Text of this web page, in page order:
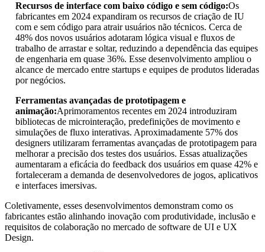
Recursos de interface com baixo código e sem código:Os
fabricantes em 2024 expandiram os recursos de criação de IU
com e sem código para atrair usuários não técnicos. Cerca de
48% dos novos usuários adotaram lógica visual e fluxos de
trabalho de arrastar e soltar, reduzindo a dependência das equipes
de engenharia em quase 36%. Esse desenvolvimento ampliou o
alcance de mercado entre startups e equipes de produtos lideradas
por negócios.
Ferramentas avançadas de prototipagem e
animação:Aprimoramentos recentes em 2024 introduziram
bibliotecas de microinteração, predefinições de movimento e
simulações de fluxo interativas. Aproximadamente 57% dos
designers utilizaram ferramentas avançadas de prototipagem para
melhorar a precisão dos testes dos usuários. Essas atualizações
aumentaram a eficácia do feedback dos usuários em quase 42% e
fortaleceram a demanda de desenvolvedores de jogos, aplicativos
e interfaces imersivas.
Coletivamente, esses desenvolvimentos demonstram como os
fabricantes estão alinhando inovação com produtividade, inclusão e
requisitos de colaboração no mercado de software de UI e UX
Design.